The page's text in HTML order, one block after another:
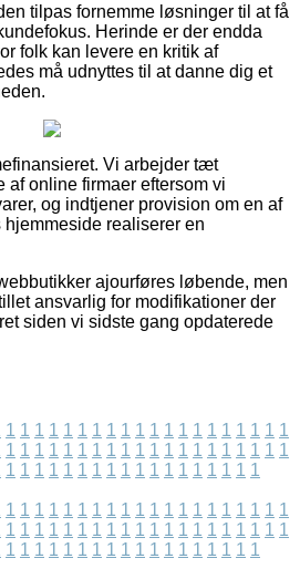
tilpas fornemme løsninger til at få
Herinde er der endda
folk kan levere en kritik af
må udnyttes til at danne dig et
Vi arbejder tæt
af online firmaer eftersom vi
og indtjener provision om en af
realiserer en
ajourføres løbende, men
ansvarlig for modifikationer der
siden vi sidste gang opdaterede
1 1 1 1 1 1 1 1 1 1 1 1 1 1 1 1 1 1 1 1
1 1 1 1 1 1 1 1 1 1 1 1 1 1 1 1 1 1 1 1
1 1 1 1 1 1 1 1 1 1 1 1 1 1 1 1 1 1
1 1 1 1 1 1 1 1 1 1 1 1 1 1 1 1 1 1 1 1
1 1 1 1 1 1 1 1 1 1 1 1 1 1 1 1 1 1 1 1
1 1 1 1 1 1 1 1 1 1 1 1 1 1 1 1 1 1